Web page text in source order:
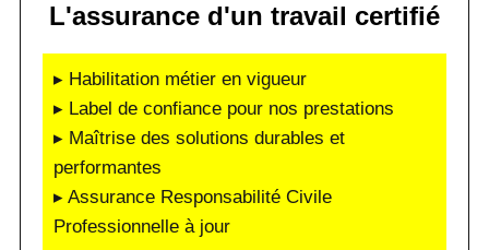
L'assurance d'un travail certifié
▸ Habilitation métier en vigueur
▸ Label de confiance pour nos prestations
▸ Maîtrise des solutions durables et
performantes
▸ Assurance Responsabilité Civile
Professionnelle à jour